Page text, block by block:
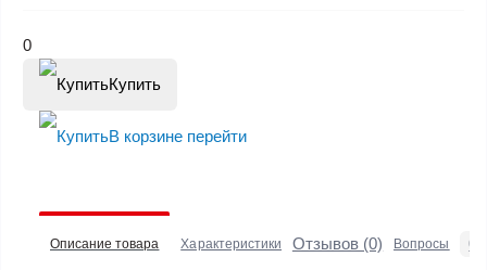
0
Купить
В корзине перейти
Описание товара Характеристики Отзывов (0) Вопросы 0